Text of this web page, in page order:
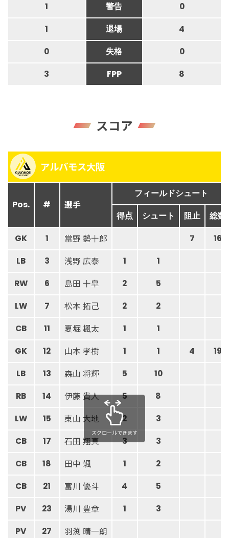
1 警告 0
1 退場 4
0 失格 0
3 FPP 8
スコア
アルバモス大阪
Pos. # 選手
フィールドシュート
得点 シュート 阻止 総数
GK 1 當野 勢十郎 7 16
LB 3 浅野 広泰 1 1
RW 6 島田 十皐 2 5
LW 7 松本 拓己 2 2
CB 11 夏堀 楓太 1 1
GK 12 山本 孝樹 1 1 4 19
LB 13 森山 将輝 5 10
RB 14 伊藤 貴人 5 8
LW 15 東山 大地 2 3
CB 17 石田 翔真 3 3
CB 18 田中 颯 1 2
CB 21 富川 優斗 4 5
PV 23 湯川 豊章 1 3
PV 27 羽渕 晴一朗
スクロールできます